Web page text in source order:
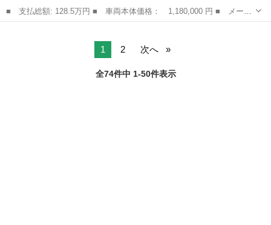
■ 支払総額: 128.5万円 ■ 車両本体価格： 1,180,000 円 ■ メーカ
ー名： ホンダ ■ 車種名： Ｎ－ＷＧＮカスタム ■ グレード
1 2 次へ
全74件中 1-50件表示